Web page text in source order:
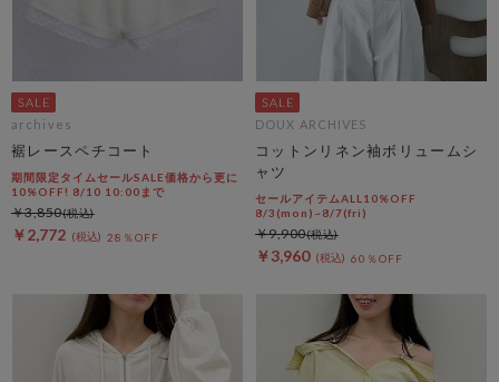
archives
裾レースペチコート
期間限定タイムセールSALE価格から更に
10%OFF! 8/10 10:00まで
￥2,772 28％OFF
￥3,850
DOUX ARCHIVES
コットンリネン袖ボリュームシ
ャツ
セールアイテムALL10%OFF
8/3(mon)~8/7(fri)
￥3,960 60％OFF
￥9,900